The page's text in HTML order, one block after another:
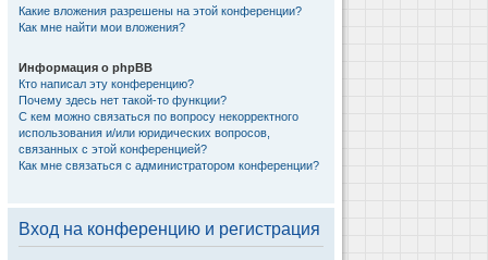
Какие вложения разрешены на этой конференции?
Как мне найти мои вложения?
Информация о phpBB
Кто написал эту конференцию?
Почему здесь нет такой-то функции?
С кем можно связаться по вопросу некорректного
использования и/или юридических вопросов,
связанных с этой конференцией?
Как мне связаться с администратором конференции?
Вход на конференцию и регистрация